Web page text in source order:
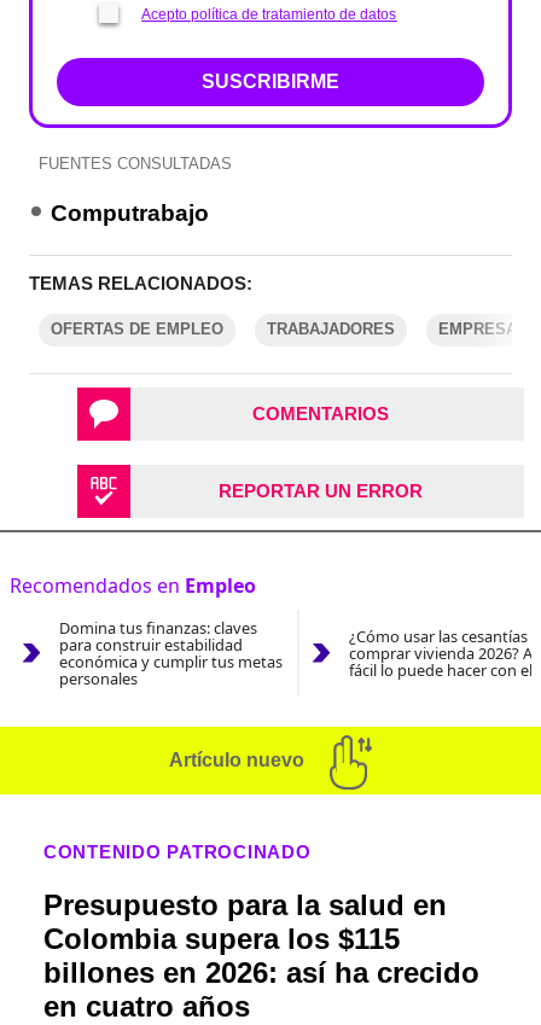
Acepto política de tratamiento de datos
SUSCRIBIRME
FUENTES CONSULTADAS
Computrabajo
TEMAS RELACIONADOS:
OFERTAS DE EMPLEO TRABAJADORES EMPRESAS
COMENTARIOS
REPORTAR UN ERROR
Recomendados en Empleo
Domina tus finanzas: claves
para construir estabilidad
económica y cumplir tus metas
personales
¿Cómo usar las cesantías
comprar vivienda 2026?
fácil lo puede hacer con el
Artículo nuevo
CONTENIDO PATROCINADO
Presupuesto para la salud en
Colombia supera los $115
billones en 2026: así ha crecido
en cuatro años